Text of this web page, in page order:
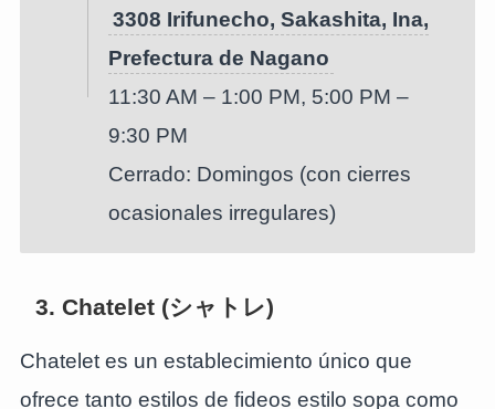
3308 Irifunecho, Sakashita, Ina,
Prefectura de Nagano
11:30 AM – 1:00 PM, 5:00 PM –
9:30 PM
Cerrado: Domingos (con cierres
ocasionales irregulares)
3. Chatelet (シャトレ)
Chatelet es un establecimiento único que
ofrece tanto estilos de fideos estilo sopa como